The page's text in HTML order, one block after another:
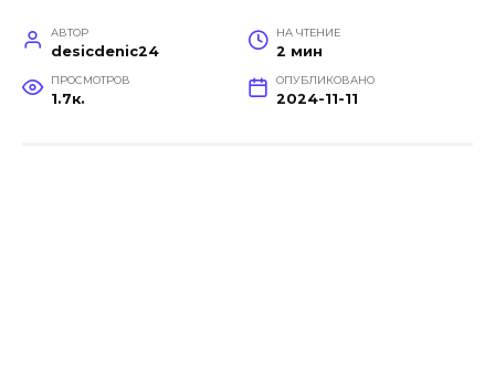
АВТОР
desicdenic24
НА ЧТЕНИЕ
2 мин
ПРОСМОТРОВ
1.7к.
ОПУБЛИКОВАНО
2024-11-11